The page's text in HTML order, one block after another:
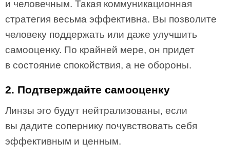
и человечным. Такая коммуникационная
стратегия весьма эффективна. Вы позволите
человеку поддержать или даже улучшить
самооценку. По крайней мере, он придет
в состояние спокойствия, а не обороны.
2. Подтверждайте самооценку
Линзы эго будут нейтрализованы, если
вы дадите сопернику почувствовать себя
эффективным и ценным.